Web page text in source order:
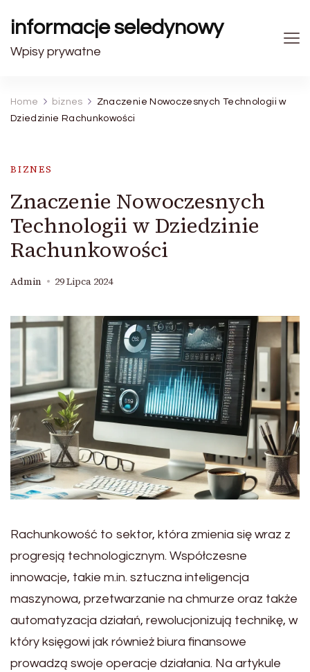
informacje seledynowy
Wpisy prywatne
Home biznes
Znaczenie Nowoczesnych Technologii w
Dziedzinie Rachunkowości
BIZNES
Znaczenie Nowoczesnych
Technologii w Dziedzinie
Rachunkowości
Admin 29 Lipca 2024
Rachunkowość to sektor, która zmienia się wraz z
progresją technologicznym. Współczesne
innowacje, takie m.in. sztuczna inteligencja
maszynowa, przetwarzanie na chmurze oraz także
automatyzacja działań, rewolucjonizują technikę, w
który księgowi jak również biura finansowe
prowadzą swoje operacje działania. Na artykule